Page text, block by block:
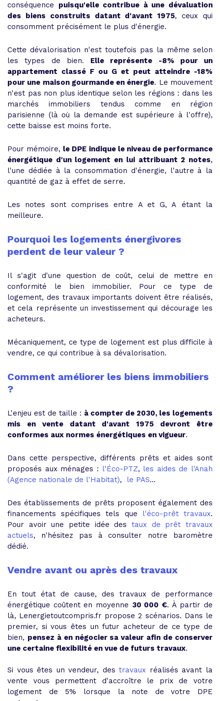
conséquence puisqu'elle contribue à une dévaluation
des biens construits datant d'avant 1975, ceux qui
consomment précisément le plus d'énergie.
Cette dévalorisation n'est toutefois pas la même selon
les types de bien. Elle représente -8% pour un
appartement classé F ou G et peut atteindre -18%
pour une maison gourmande en énergie. Le mouvement
n'est pas non plus identique selon les régions : dans les
marchés immobiliers tendus comme en région
parisienne (là où la demande est supérieure à l'offre),
cette baisse est moins forte.
Pour mémoire, le DPE indique le niveau de performance
énergétique d'un logement en lui attribuant 2 notes,
l'une dédiée à la consommation d'énergie, l'autre à la
quantité de gaz à effet de serre.
Les notes sont comprises entre A et G, A étant la
meilleure.
Pourquoi les logements énergivores
perdent de leur valeur ?
Il s'agit d'une question de coût, celui de mettre en
conformité le bien immobilier. Pour ce type de
logement, des travaux importants doivent être réalisés,
et cela représente un investissement qui décourage les
acheteurs.
Mécaniquement, ce type de logement est plus difficile à
vendre, ce qui contribue à sa dévalorisation.
Comment améliorer les biens immobiliers
?
L'enjeu est de taille : à compter de 2030, les logements
mis en vente datant d'avant 1975 devront être
conformes aux normes énergétiques en vigueur.
Dans cette perspective, différents prêts et aides sont
proposés aux ménages : l'Éco-PTZ, les aides de l'Anah
(Agence nationale de l'Habitat), le PAS...
Des établissements de prêts proposent également des
financements spécifiques tels que l'éco-prêt travaux.
Pour avoir une petite idée des taux de prêt travaux
actuels, n'hésitez pas à consulter notre baromètre
dédié.
Vendre avant ou après des travaux
En tout état de cause, des travaux de performance
énergétique coûtent en moyenne 30 000 €. À partir de
là, Lenergietoutcompris.fr propose 2 scénarios. Dans le
premier, si vous êtes un futur acheteur de ce type de
bien, pensez à en négocier sa valeur afin de conserver
une certaine flexibilité en vue de futurs travaux.
Si vous êtes un vendeur, destravaux réalisés avant la
vente vous permettent d'accroître le prix de votre
logement de 5% lorsque la note de votre DPE